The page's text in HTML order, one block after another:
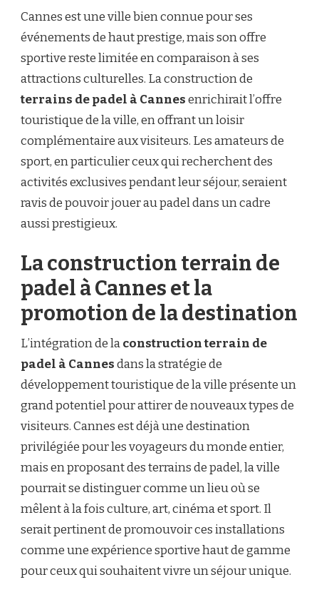
Cannes est une ville bien connue pour ses
événements de haut prestige, mais son offre
sportive reste limitée en comparaison à ses
attractions culturelles. La construction de
terrains de padel à Cannesenrichirait l’offre
touristique de la ville, en offrant un loisir
complémentaire aux visiteurs. Les amateurs de
sport, en particulier ceux qui recherchent des
activités exclusives pendant leur séjour, seraient
ravis de pouvoir jouer au padel dans un cadre
aussi prestigieux.
La construction terrain de
padel à Cannes et la
promotion de la destination
L’intégration de laconstruction terrain de
padel à Cannesdans la stratégie de
développement touristique de la ville présente un
grand potentiel pour attirer de nouveaux types de
visiteurs. Cannes est déjà une destination
privilégiée pour les voyageurs du monde entier,
mais en proposant des terrains de padel, la ville
pourrait se distinguer comme un lieu où se
mêlent à la fois culture, art, cinéma et sport. Il
serait pertinent de promouvoir ces installations
comme une expérience sportive haut de gamme
pour ceux qui souhaitent vivre un séjour unique.